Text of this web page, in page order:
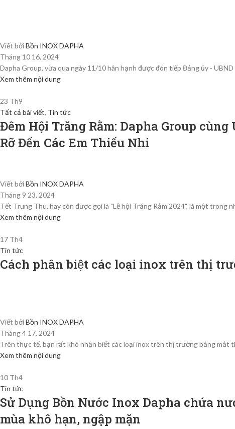
Viết bởiBồn INOX DAPHA
Tháng 10 16, 2024
Dapha Group, vừa qua ngày 11/10 hân hạnh được đón tiếp Đảng ủy -
Xem thêm nội dung
23 Th9
Tất cả bài viết, Tin tức
Đêm Hội Trăng Rằm: Dapha Group
Rỡ Đến Các Em Thiếu Nhi
Viết bởiBồn INOX DAPHA
Tháng 9 23, 2024
Tết Trung Thu, hay còn được gọi là "Lễ hội Trăng Rằm 2024", là một trong
Xem thêm nội dung
17 Th4
Tin tức
Cách phân biệt các loại inox trên thị
Viết bởiBồn INOX DAPHA
Tháng 4 17, 2024
Trên thực tế, bạn rất khó nhận biết các loại inox trên thị trường bằng mắt
Xem thêm nội dung
10 Th4
Tin tức
Sử Dụng Bồn Nước Inox Dapha chứa
mùa khô hạn, ngập mặn